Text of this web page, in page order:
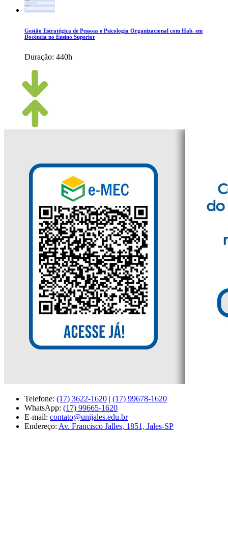
Gestão Estratégica de Pessoas e Psicologia Organizacional com Hab. em
Docência no Ensino Superior
Duração: 440h
Telefone: (17) 3622-1620 | (17) 99678-1620
WhatsApp: (17) 99665-1620
E-mail: contato@unijales.edu.br
Endereço: Av. Francisco Jalles, 1851, Jales-SP